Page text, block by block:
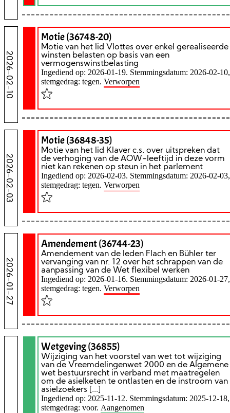
2026-02-10
Motie (36748-20)
Motie van het lid Vlottes over enkel gerealiseerde
winsten belasten op basis van een
vermogenswinstbelasting
Ingediend op: 2026-01-19. Stemmingsdatum: 2026-02-10,
stemgedrag: tegen. Verworpen
2026-02-03
Motie (36848-35)
Motie van het lid Klaver c.s. over uitspreken dat
de verhoging van de AOW-leeftijd in deze vorm
niet kan rekenen op steun in het parlement
Ingediend op: 2026-02-03. Stemmingsdatum: 2026-02-03,
stemgedrag: tegen. Verworpen
2026-01-27
Amendement (36744-23)
Amendement van de leden Flach en Bühler ter
vervanging van nr. 12 over het schrappen van de
aanpassing van de Wet flexibel werken
Ingediend op: 2026-01-16. Stemmingsdatum: 2026-01-27,
stemgedrag: tegen. Verworpen
Wetgeving (36855)
Wijziging van het voorstel van wet tot wijziging
van de Vreemdelingenwet 2000 en de Algemene
wet bestuursrecht in verband met maatregelen
om de asielketen te ontlasten en de instroom van
asielzoekers [...]
Ingediend op: 2025-11-12. Stemmingsdatum: 2025-12-18,
stemgedrag: voor. Aangenomen